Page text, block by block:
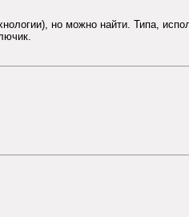
но можно найти. Типа,